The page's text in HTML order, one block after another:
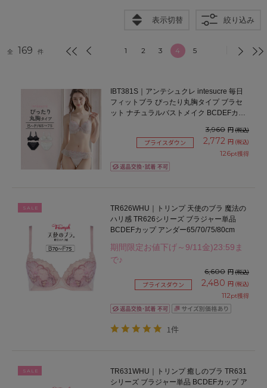
表示切替 絞り込み
全 169 件 1 2 3 4 5
IBT381S｜アンテシュクレ intesucre 毎日
フィットブラ ぴったり丸胸タイプ ブラセ
ット ナチュラルバストメイク BCDEFカッ
3,960 円(税込)
プライスダウン 2,772 円 (税込)
126pt獲得
SALE
TR626WHU｜トリンプ 天使のブラ 魔法の
ハリ感 TR626シリーズ ブラジャー単品
BCDEFカップ アンダー65/70/75/80cm
期間限定お値下げ～9/11金)23:59ま
で♪
6,600 円(税込)
プライスダウン 2,480 円 (税込)
112pt獲得
1件
SALE
TR631WHU｜トリンプ 癒しのブラ TR631
シリーズ ブラジャー単品 BCDEFカップ ア